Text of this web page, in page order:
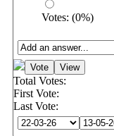
Votes: (0%)
Total Votes:
First Vote:
Last Vote: